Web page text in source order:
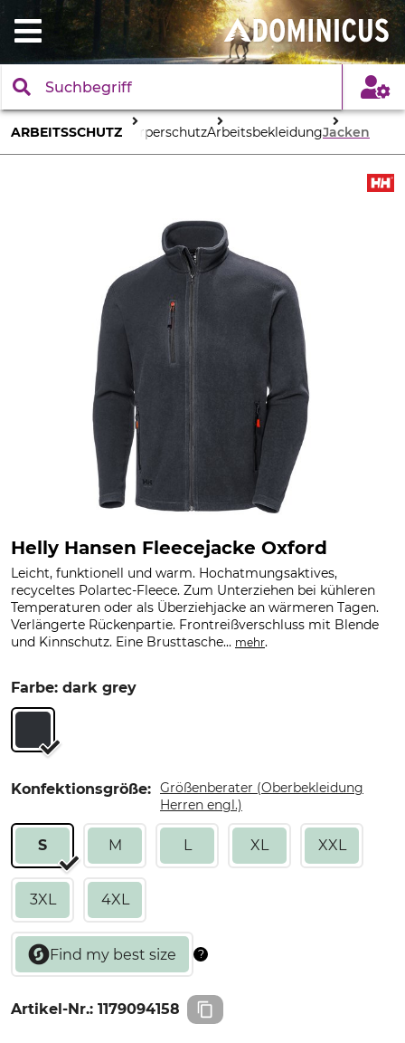
ARBEITSSCHUTZ KörperschutzArbeitsbekleidungJacken
Helly Hansen Fleecejacke Oxford
Leicht, funktionell und warm. Hochatmungsaktives,
recyceltes Polartec-Fleece. Zum Unterziehen bei kühleren
Temperaturen oder als Überziehjacke an wärmeren Tagen.
Verlängerte Rückenpartie. Frontreißverschluss mit Blende
und Kinnschutz. Eine Brusttasche... mehr.
Farbe: dark grey
Konfektionsgröße: Größenberater (Oberbekleidung
Herren engl.)
S M L XL XXL
3XL 4XL
Artikel-Nr.: 1179094158